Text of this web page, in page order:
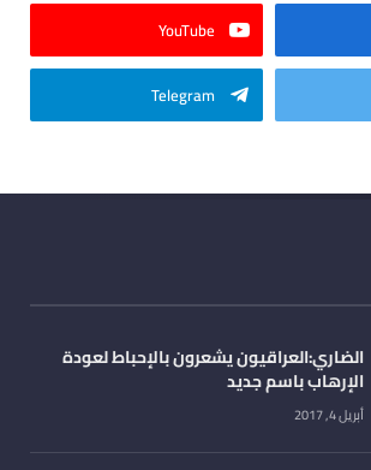
YouTube
Telegram
الضاري:العراقيون يشعرون بالإحباط لعودة
الإرهاب باسم جديد
أبريل 4, 2017